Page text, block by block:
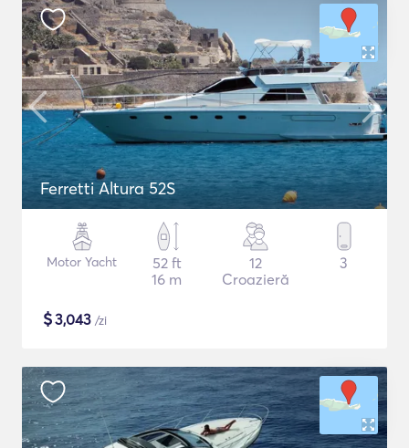
Ferretti Altura 52S
Motor Yacht
52 ft
16 m
12
Croazieră
3
$3,043 /zi